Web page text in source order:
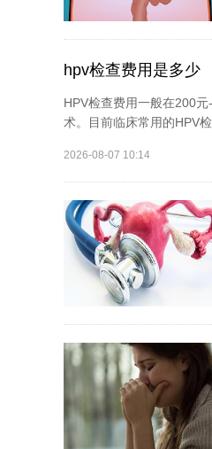
hpv检查费用是多少
HPV检查费用一般在200
术。目前临床常用的HPV
2026-08-07 10:14